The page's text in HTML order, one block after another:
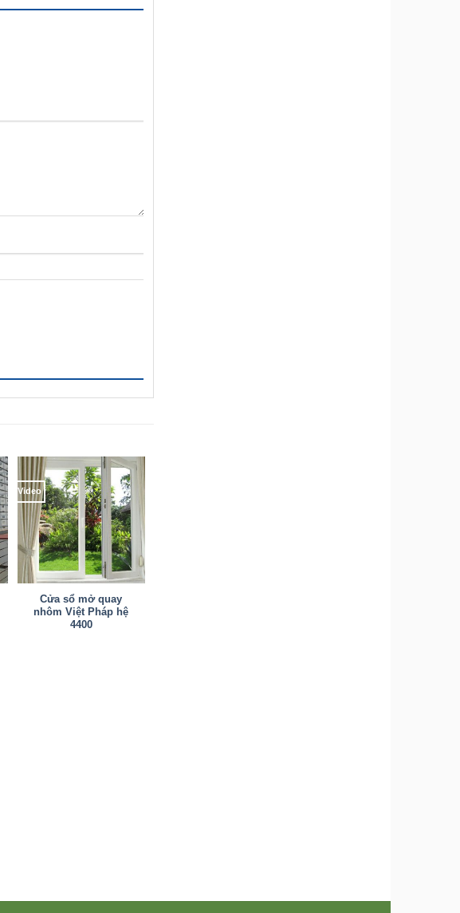
Video
Cửa sổ mở quay
nhôm Việt Pháp hệ
4400